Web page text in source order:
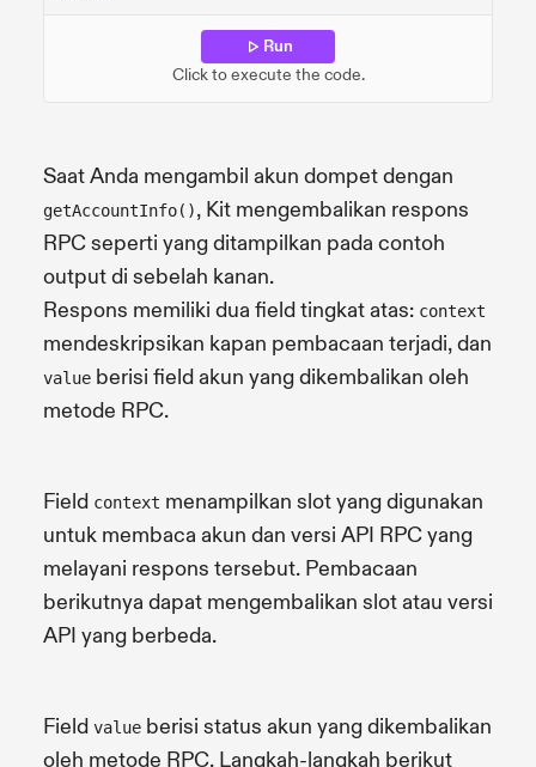
Run
Click to execute the code.
Saat Anda mengambil akun dompet dengan
getAccountInfo(), Kit mengembalikan respons
RPC seperti yang ditampilkan pada contoh
output di sebelah kanan.
Respons memiliki dua field tingkat atas: context
mendeskripsikan kapan pembacaan terjadi, dan
value berisi field akun yang dikembalikan oleh
metode RPC.
Field context menampilkan slot yang digunakan
untuk membaca akun dan versi API RPC yang
melayani respons tersebut. Pembacaan
berikutnya dapat mengembalikan slot atau versi
API yang berbeda.
Field value berisi status akun yang dikembalikan
oleh metode RPC. Langkah-langkah berikut